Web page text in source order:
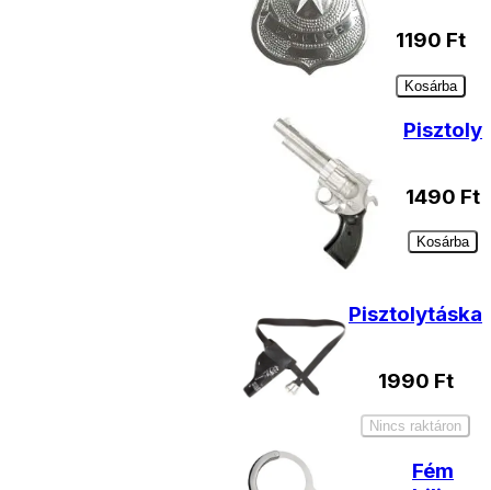
1190 Ft
Kosárba
Pisztoly
1490 Ft
Kosárba
Pisztolytáska
1990 Ft
Nincs raktáron
Fém